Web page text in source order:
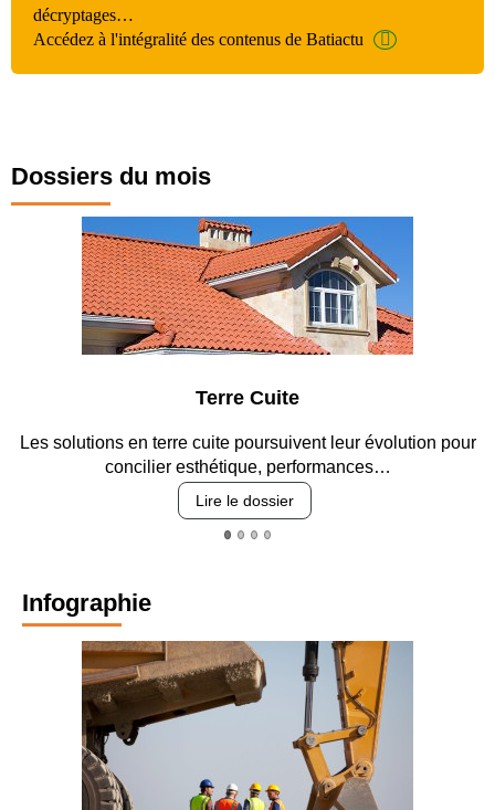
décryptages…
Accédez à l'intégralité des contenus de Batiactu
Dossiers du mois
Terre Cuite
Les solutions en terre cuite poursuivent leur évolution pour
concilier esthétique, performances…
Lire le dossier
Infographie